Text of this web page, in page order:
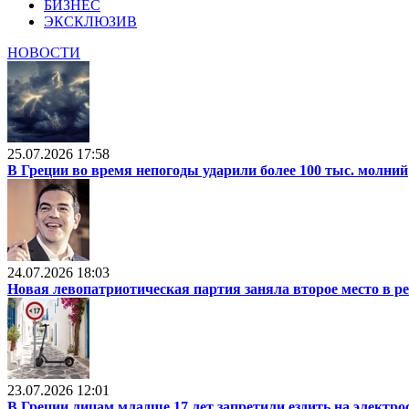
БИЗНЕС
ЭКСКЛЮЗИВ
НОВОСТИ
25.07.2026 17:58
В Греции во время непогоды ударили более 100 тыс. молний
24.07.2026 18:03
Новая левопатриотическая партия заняла второе место в
23.07.2026 12:01